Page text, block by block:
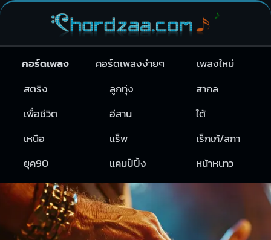
คอร์ดเพลง คอร์ดเพลงง่ายๆ
เพลงใหม่
สตริง
ลูกทุ่ง
สากล
เพื่อชีวิต
อีสาน
ใต้
เหนือ
แร็พ
เร็กเก้/สกา
ยุค90
แคมป์ปิ้ง หน้าหนาว